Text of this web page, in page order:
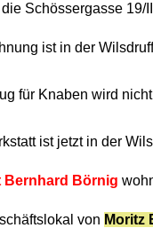
Schössergasse 19/
ist in der
für Knaben wird
ist jetzt in der
Bernhard Börnig
von Moritz